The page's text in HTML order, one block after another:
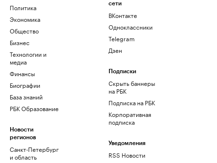
Политика
Экономика
Общество
Бизнес
Технологии и
медиа
Финансы
Биографии
База знаний
РБК Образование
Новости
регионов
Санкт-Петербург
и область
сети
ВКонтакте
Одноклассники
Telegram
Дзен
Подписки
Скрыть баннеры
на РБК
Подписка на РБК
Корпоративная
подписка
Уведомления
RSS Новости